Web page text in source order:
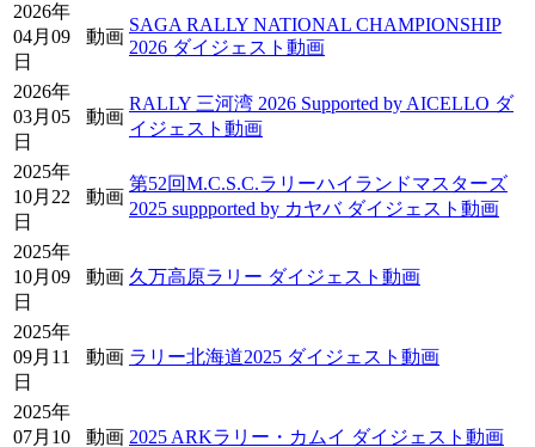
2026年
04月09
日
動画
SAGA RALLY NATIONAL CHAMPIONSHIP
2026 ダイジェスト動画
2026年
03月05
日
動画
RALLY 三河湾 2026 Supported by AICELLO ダ
イジェスト動画
2025年
10月22
日
動画
第52回M.C.S.C.ラリーハイランドマスターズ
2025 suppported by カヤバ ダイジェスト動画
2025年
10月09
日
動画 久万高原ラリー ダイジェスト動画
2025年
09月11
日
動画 ラリー北海道2025 ダイジェスト動画
2025年
07月10
動画 2025 ARKラリー・カムイ ダイジェスト動画